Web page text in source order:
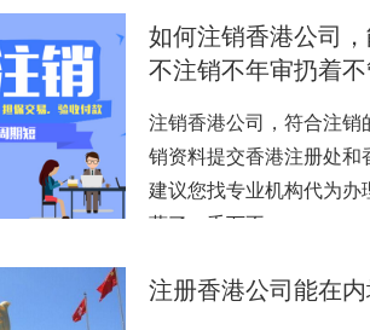
如何注销香港公司
不注销不年审扔着
注销香港公司，符合注销
销资料提交香港注册处和
建议您找专业机构代为办
营了，千万不…
注册香港公司能在